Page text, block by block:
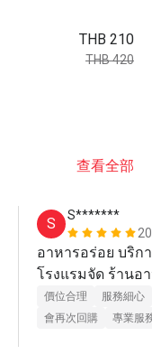
THB 210
THB 420
查看全部
S
S*******
อาหารอร่อย บริก
โรงแรมจัด ร้านอ
ก้อน
價位合理
服務細心
會再次回購
專業服